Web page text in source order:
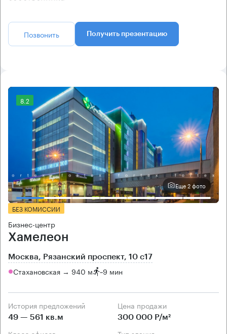
Позвонить Получить презентацию
8.2
Еще 2 фото
БЕЗ КОМИССИИ
Бизнес-центр
Хамелеон
Москва, Рязанский проспект, 10 с17
Стахановская → 940 м ~9 мин
История предложений
49 — 561 кв.м
Цена продажи
300 000 Р/м²